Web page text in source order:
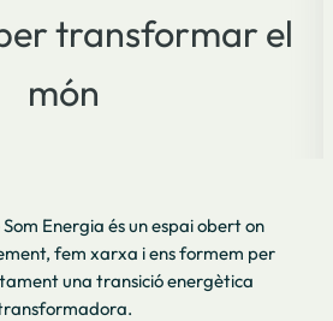
transformar el
món
Som Energia és un espai obert on
fem xarxa i ens formem per
una transició energètica